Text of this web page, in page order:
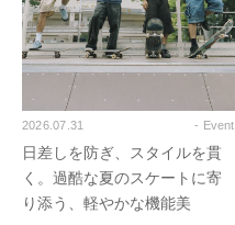
2026.07.31 - Event
日差しを防ぎ、スタイルを貫
く。過酷な夏のスケートに寄
り添う、軽やかな機能美